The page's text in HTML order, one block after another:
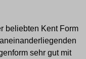
beliebten Kent Form
sehr gut mit